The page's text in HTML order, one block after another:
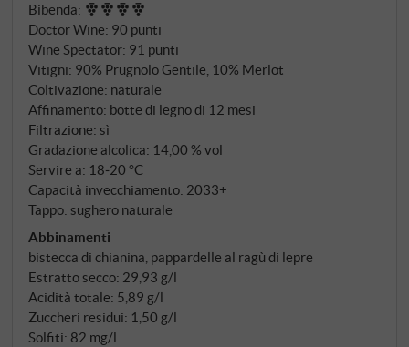
tenuta – da allora, La Braccesca è uno degli indirizzi
affidabili della denominazione. Il Nobile di
Montepulciano è prodotto con Prugnolo Gentile – il
clone locale del Sangiovese di Montepulciano –
integrato da una piccola percentuale di Merlot, che
arrotonda il vino senza dominarlo.
Bibenda:
Doctor Wine: 90 punti
Wine Spectator: 91 punti
Vitigni: 90% Prugnolo Gentile, 10% Merlot
Coltivazione: naturale
Affinamento: botte di legno di 12 mesi
Filtrazione: sì
Gradazione alcolica: 14,00 % vol
Servire a: 18‑20 °C
Capacità invecchiamento: 2033+
Tappo: sughero naturale
Abbinamenti
bistecca di chianina, pappardelle al ragù di lepre
Estratto secco: 29,93 g/l
Acidità totale: 5,89 g/l
Zuccheri residui: 1,50 g/l
Solfiti: 82 mg/l